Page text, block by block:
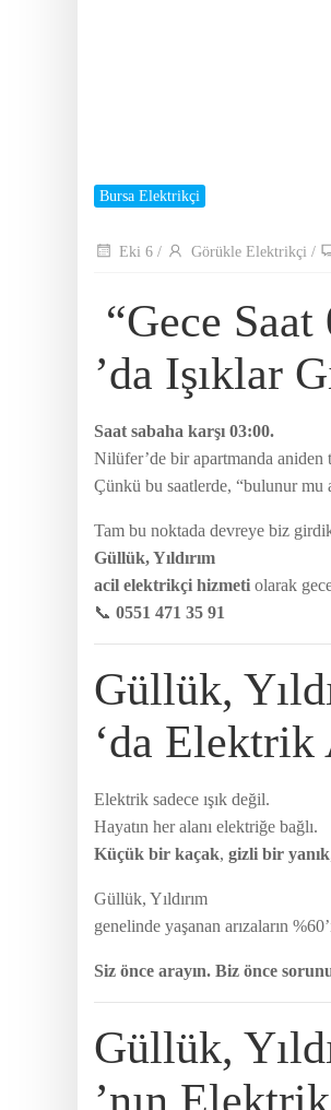
Bursa Elektrikçi
Eki 6 / Görükle Elektrikçi /
“Gece
’da Işıklar
Saat sabaha karşı 03:00.
Nilüfer’de bir apartmanda aniden
Çünkü bu saatlerde, “bulunur
Tam bu noktada devreye biz
Güllük, Yıldırım
acil elektrikçi hizmeti olarak
📞 0551 471 35 91
Güllük,
‘da Elektrik
Elektrik sadece ışık değil.
Hayatın her alanı elektriğe bağlı.
Küçük bir kaçak, gizli bir yanık
Güllük, Yıldırım
genelinde yaşanan arızaların
Siz önce arayın. Biz önce
Güllük,
’nın